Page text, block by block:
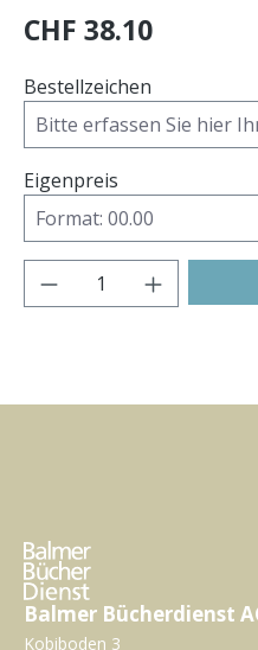
CHF 38.10
Bestellzeichen
Eigenpreis
Produkt Anzahl:
Balmer Bücherdienst
Kobiboden 3